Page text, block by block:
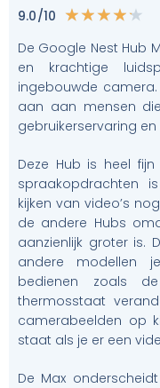
9.0/10 ★ ★ ★ ★ ★
De Google Nest Hub
en krachtige
ingebouwde
aan aan mensen
gebruikerservaring
Deze Hub is heel
spraakopdrachten
kijken van video’s
de andere Hubs
aanzienlijk groter is.
andere modellen
bedienen zoals
thermosstaat
camerabeelden op
staat als je er een
De Max